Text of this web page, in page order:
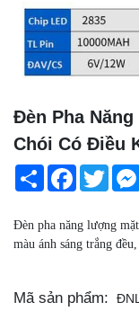
Đèn Pha
Chói Có Điều
Share Facebook
Đèn pha năng lượng
màu ánh sáng trắng
Mã sản phẩm: